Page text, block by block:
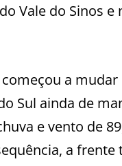
Vale do Sinos e
a
Sul ainda de
e vento de
a frente